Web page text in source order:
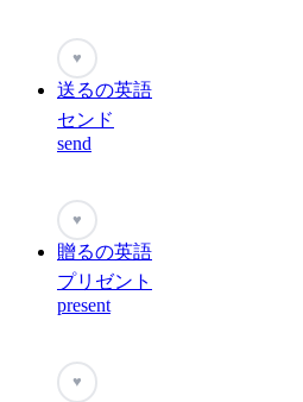
♥
送るの英語
センド
send
♥
贈るの英語
プリゼント
present
♥